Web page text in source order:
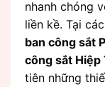
nhanh chóng
liền kề. Tại
ban công sắt
công sắt Hiệp
tiên những